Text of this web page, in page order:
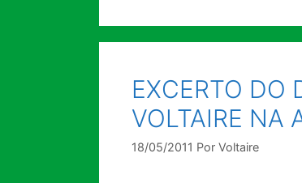
EXCERTO DO
VOLTAIRE NA
18/05/2011 Por Voltaire